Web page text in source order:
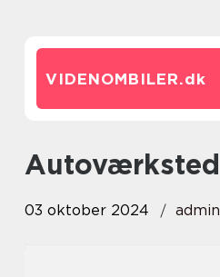
VIDENOMBILER.dk
autoværksted
03 oktober 2024 admin